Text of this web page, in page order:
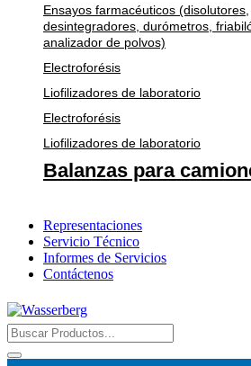
Ensayos farmacéuticos (disolutores,
desintegradores, durómetros,
analizador de polvos)
Electroforésis
Liofilizadores de laboratorio
Electroforésis
Liofilizadores de laboratorio
Balanzas para
Representaciones
Servicio Técnico
Informes de Servicios
Contáctenos